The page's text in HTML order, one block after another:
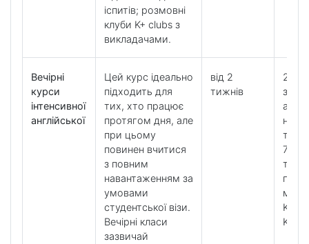
іспитів; розмовні
клуби K+ clubs з
викладачами.
Вечірні
курси
інтенсивної
англійської
Цей курс ідеально
підходить для
тих, хто працює
протягом дня, але
при цьому
повинен вчитися
з повним
навантаженням за
умовами
студентської візи.
Вечірні класи
зазвичай
від 2
тижнів
20
на
7
по
K+
K+